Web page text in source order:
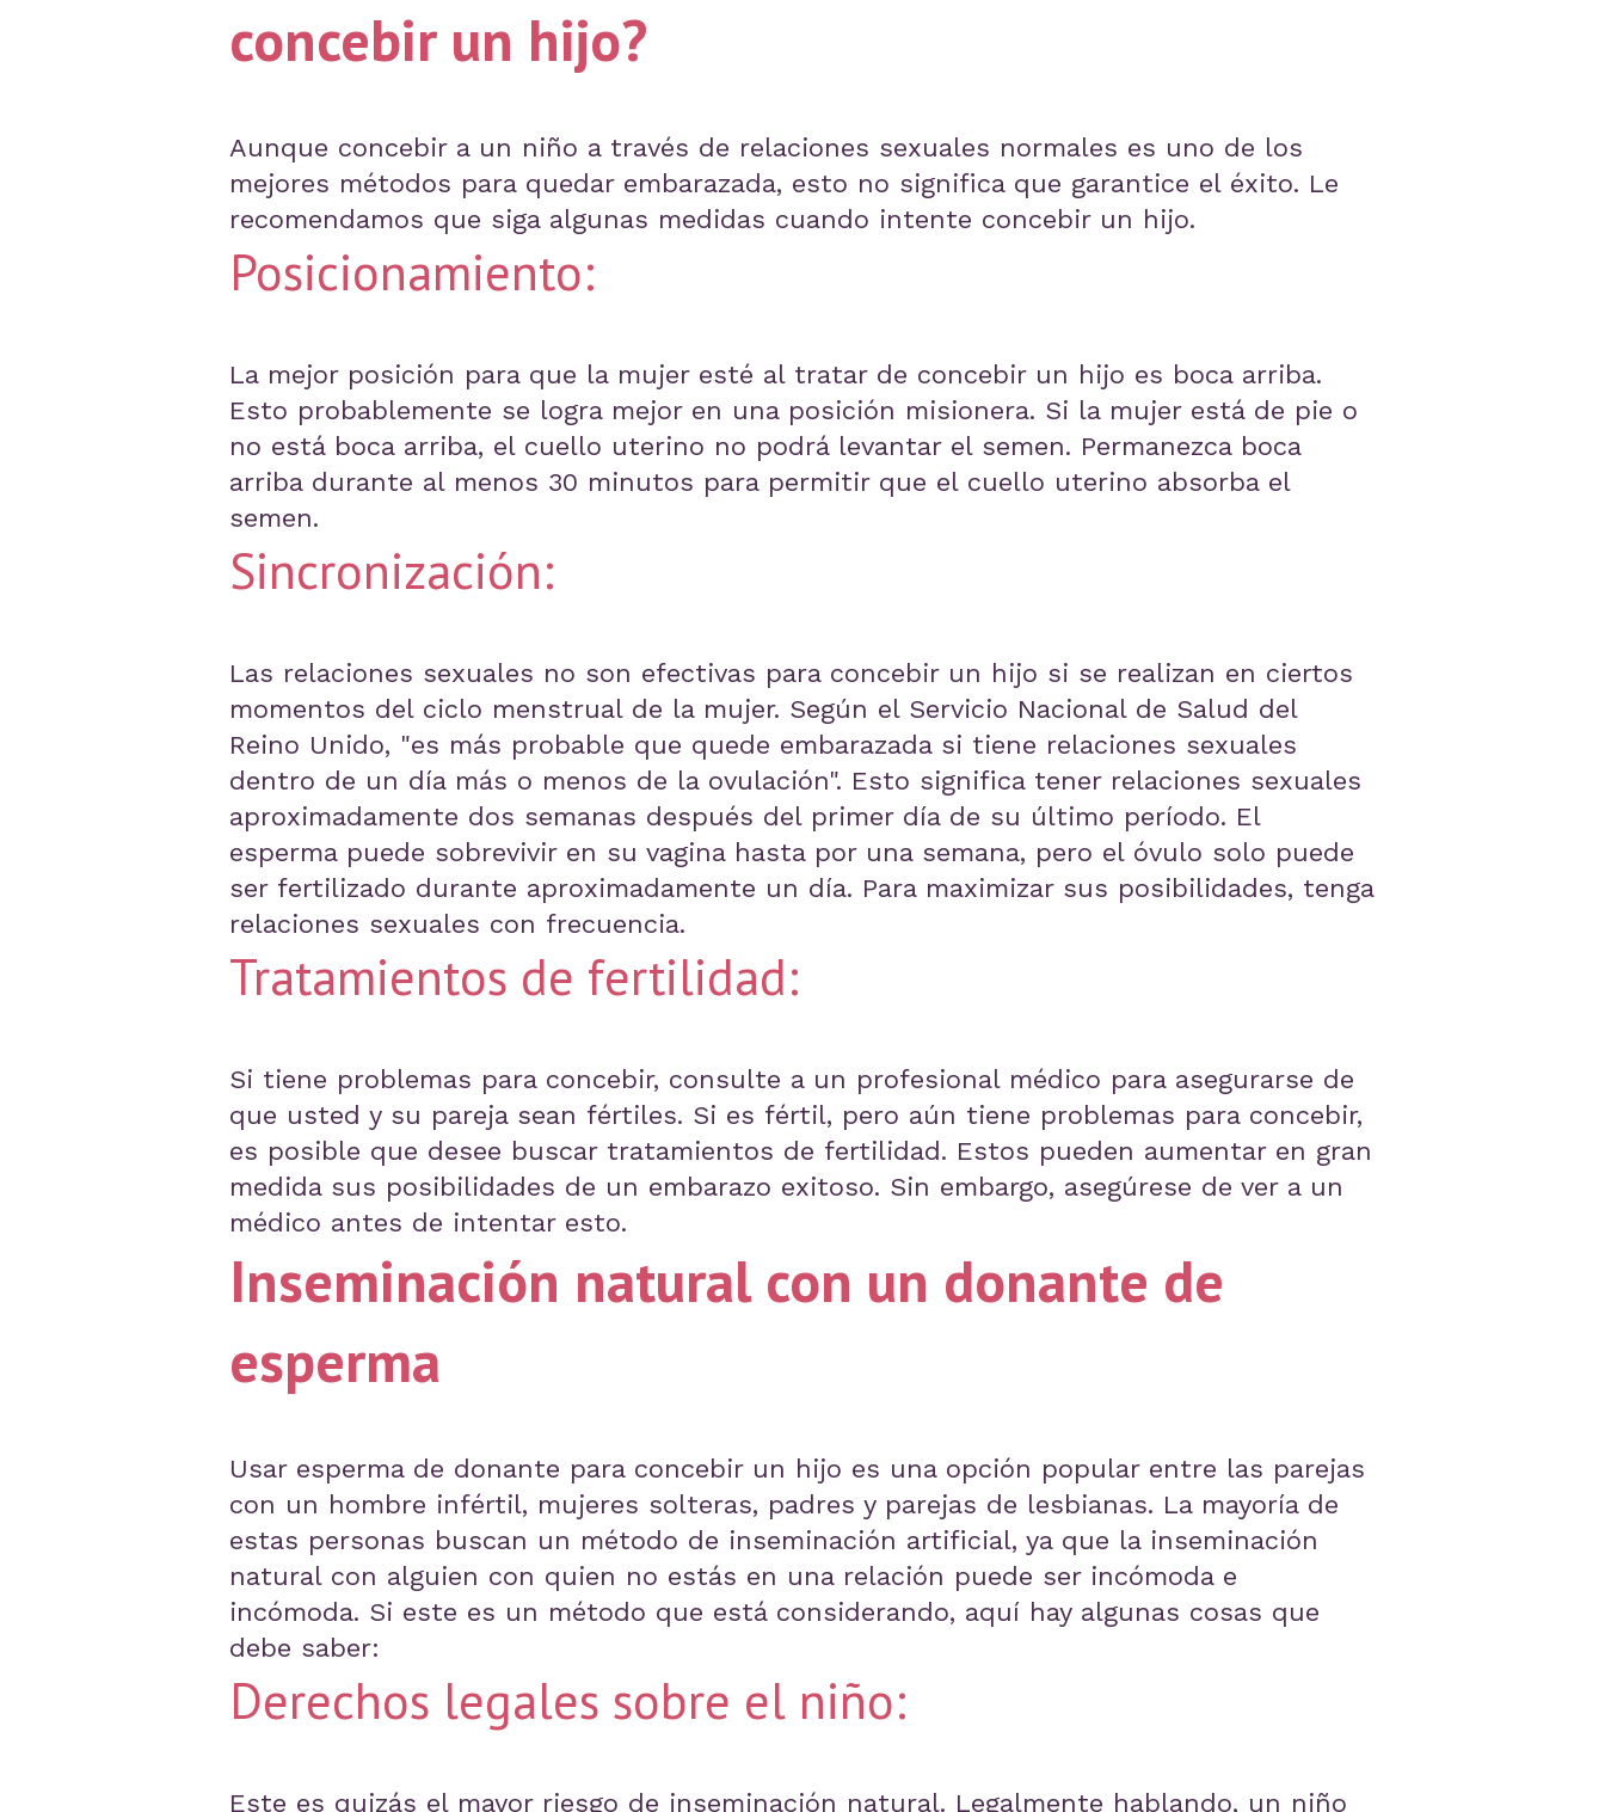
concebir un hijo?
Aunque concebir a un niño a través de relaciones sexuales normales es uno de los
mejores métodos para quedar embarazada, esto no significa que garantice el éxito. Le
recomendamos que siga algunas medidas cuando intente concebir un hijo.
Posicionamiento:
La mejor posición para que la mujer esté al tratar de concebir un hijo es boca arriba.
Esto probablemente se logra mejor en una posición misionera. Si la mujer está de pie o
no está boca arriba, el cuello uterino no podrá levantar el semen. Permanezca boca
arriba durante al menos 30 minutos para permitir que el cuello uterino absorba el
semen.
Sincronización:
Las relaciones sexuales no son efectivas para concebir un hijo si se realizan en ciertos
momentos del ciclo menstrual de la mujer. Según el Servicio Nacional de Salud del
Reino Unido, "es más probable que quede embarazada si tiene relaciones sexuales
dentro de un día más o menos de la ovulación". Esto significa tener relaciones sexuales
aproximadamente dos semanas después del primer día de su último período. El
esperma puede sobrevivir en su vagina hasta por una semana, pero el óvulo solo puede
ser fertilizado durante aproximadamente un día. Para maximizar sus posibilidades, tenga
relaciones sexuales con frecuencia.
Tratamientos de fertilidad:
Si tiene problemas para concebir, consulte a un profesional médico para asegurarse de
que usted y su pareja sean fértiles. Si es fértil, pero aún tiene problemas para concebir,
es posible que desee buscar tratamientos de fertilidad. Estos pueden aumentar en gran
medida sus posibilidades de un embarazo exitoso. Sin embargo, asegúrese de ver a un
médico antes de intentar esto.
Inseminación natural con un donante de
esperma
Usar esperma de donante para concebir un hijo es una opción popular entre las parejas
con un hombre infértil, mujeres solteras, padres y parejas de lesbianas. La mayoría de
estas personas buscan un método de inseminación artificial, ya que la inseminación
natural con alguien con quien no estás en una relación puede ser incómoda e
incómoda. Si este es un método que está considerando, aquí hay algunas cosas que
debe saber:
Derechos legales sobre el niño:
Este es quizás el mayor riesgo de inseminación natural. Legalmente hablando, un niño